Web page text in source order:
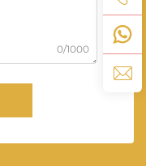
0/1000